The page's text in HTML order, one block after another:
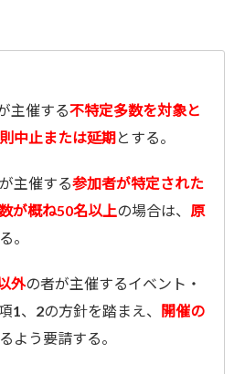
主催する不特定多数を対象と
中止または延期とする。
主催する参加者が特定された
が概ね50名以上の場合は、 原
。
外の者が主催するイベント・
1、2の方針を踏まえ、 開催の
よう要請する。